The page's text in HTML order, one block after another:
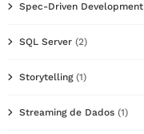
Spec-Driven Development
SQL Server (2)
Storytelling(1)
Streaming de Dados (1)